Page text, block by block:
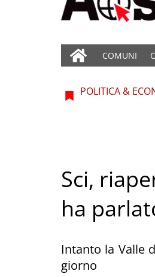
COMUNI
POLITICA &
Sci,
ha
Intanto la Valle
giorno